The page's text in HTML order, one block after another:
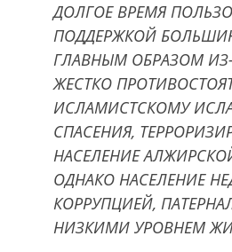
ДОЛГОЕ ВРЕМЯ
ПОДДЕРЖКОЙ
ГЛАВНЫМ ОБРАЗОМ
ЖЕСТКО
ИСЛАМИСТСКОМУ
СПАСЕНИЯ,
НАСЕЛЕНИЕ
ОДНАКО НАСЕЛЕНИЕ
КОРРУПЦИЕЙ,
НИЗКИМИ УРОВНЕМ